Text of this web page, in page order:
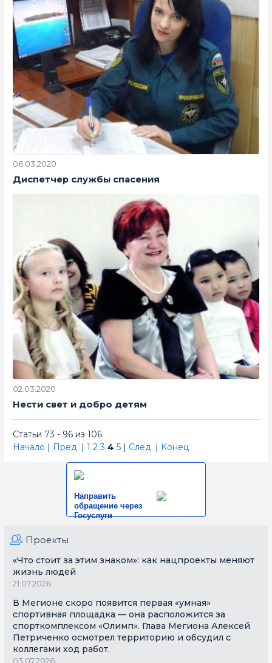
06.03.2020
Диспетчер службы спасения
02.03.2020
Нести свет и добро детям
Статьи 73 - 96 из 106
Начало
Пред. 1 2 3 4 5 След. Конец
Направить
обращение через
Госуслуги
Проекты
«Что стоит за этим знаком»: как нацпроекты меняют
жизнь людей
21.07.2026
В Мегионе скоро появится первая «умная»
спортивная площадка — она расположится за
спорткомплексом «Олимп». Глава Мегиона Алексей
Петриченко осмотрел территорию и обсудил с
коллегами ход работ.
03.07.2026